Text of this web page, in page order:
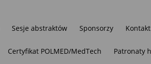
Sesje abstraktów Sponsorzy Kontakt
Certyfikat POLMED/MedTech Patronaty